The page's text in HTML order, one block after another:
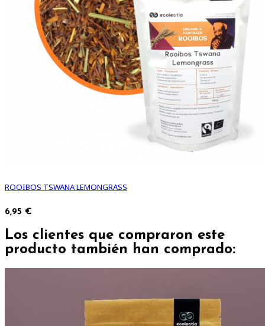
ROOIBOS TSWANA LEMONGRASS
6,95 €
Los clientes que compraron este
producto también han comprado: